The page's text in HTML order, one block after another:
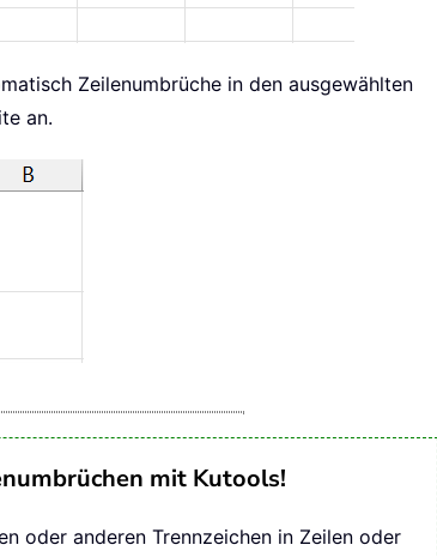
Zeilenumbrüche in den ausgewählten
an.
mit Kutools!
oder anderen Trennzeichen in Zeilen oder